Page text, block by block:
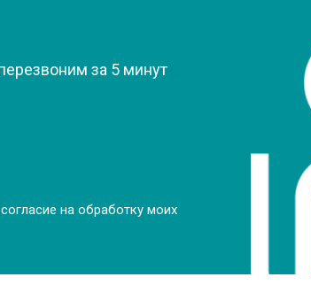
за 5 минут
на обработку моих